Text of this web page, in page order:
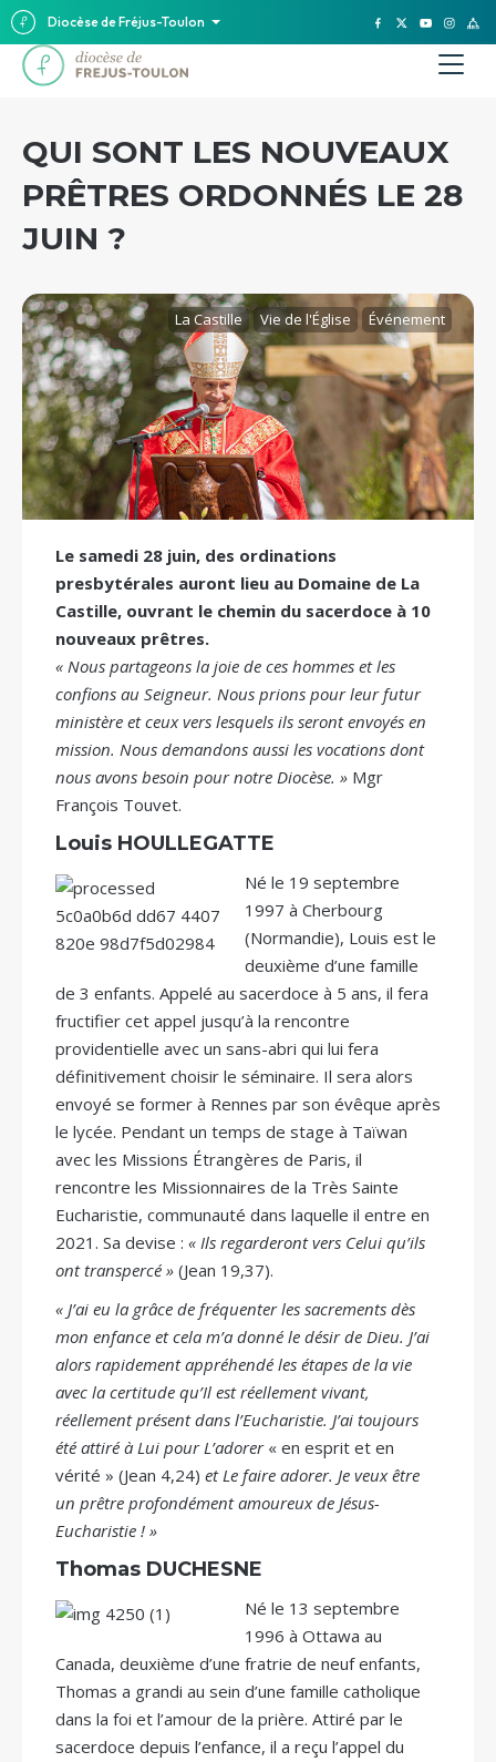
Diocèse de Fréjus-Toulon
QUI SONT LES NOUVEAUX
PRÊTRES ORDONNÉS LE 28
JUIN ?
La Castille Vie de l'Église Événement
Le samedi 28 juin, des ordinations
presbytérales auront lieu au Domaine de La
Castille, ouvrant le chemin du sacerdoce à 10
nouveaux prêtres.
« Nous partageons la joie de ces hommes et les
confions au Seigneur. Nous prions pour leur futur
ministère et ceux vers lesquels ils seront envoyés en
mission. Nous demandons aussi les vocations dont
nous avons besoin pour notre Diocèse. » Mgr
François Touvet.
Louis HOULLEGATTE
Né le 19 septembre
1997 à Cherbourg
(Normandie), Louis est le
deuxième d’une famille
de 3 enfants. Appelé au sacerdoce à 5 ans, il fera
fructifier cet appel jusqu’à la rencontre
providentielle avec un sans-abri qui lui fera
définitivement choisir le séminaire. Il sera alors
envoyé se former à Rennes par son évêque après
le lycée. Pendant un temps de stage à Taïwan
avec les Missions Étrangères de Paris, il
rencontre les Missionnaires de la Très Sainte
Eucharistie, communauté dans laquelle il entre en
2021. Sa devise : « Ils regarderont vers Celui qu’ils
ont transpercé » (Jean 19,37).
« J’ai eu la grâce de fréquenter les sacrements dès
mon enfance et cela m’a donné le désir de Dieu. J’ai
alors rapidement appréhendé les étapes de la vie
avec la certitude qu’Il est réellement vivant,
réellement présent dans l’Eucharistie. J’ai toujours
été attiré à Lui pour L’adorer « en esprit et en
vérité » (Jean 4,24) et Le faire adorer. Je veux être
un prêtre profondément amoureux de Jésus-
Eucharistie ! »
Thomas DUCHESNE
Né le 13 septembre
1996 à Ottawa au
Canada, deuxième d’une fratrie de neuf enfants,
Thomas a grandi au sein d’une famille catholique
dans la foi et l’amour de la prière. Attiré par le
sacerdoce depuis l’enfance, il a reçu l’appel du